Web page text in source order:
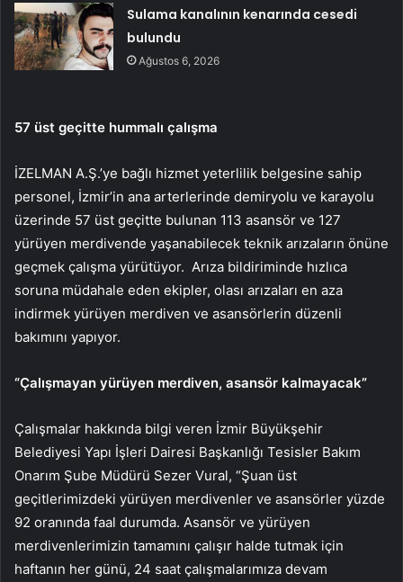
Sulama kanalının kenarında cesedi
bulundu
Ağustos 6, 2026
57 üst geçitte hummalı çalışma
İZELMAN A.Ş.’ye bağlı hizmet yeterlilik belgesine sahip
personel, İzmir’in ana arterlerinde demiryolu ve karayolu
üzerinde 57 üst geçitte bulunan 113 asansör ve 127
yürüyen merdivende yaşanabilecek teknik arızaların önüne
geçmek çalışma yürütüyor. Arıza bildiriminde hızlıca
soruna müdahale eden ekipler, olası arızaları en aza
indirmek yürüyen merdiven ve asansörlerin düzenli
bakımını yapıyor.
“Çalışmayan yürüyen merdiven, asansör kalmayacak”
Çalışmalar hakkında bilgi veren İzmir Büyükşehir
Belediyesi Yapı İşleri Dairesi Başkanlığı Tesisler Bakım
Onarım Şube Müdürü Sezer Vural, “Şuan üst
geçitlerimizdeki yürüyen merdivenler ve asansörler yüzde
92 oranında faal durumda. Asansör ve yürüyen
merdivenlerimizin tamamını çalışır halde tutmak için
haftanın her günü, 24 saat çalışmalarımıza devam